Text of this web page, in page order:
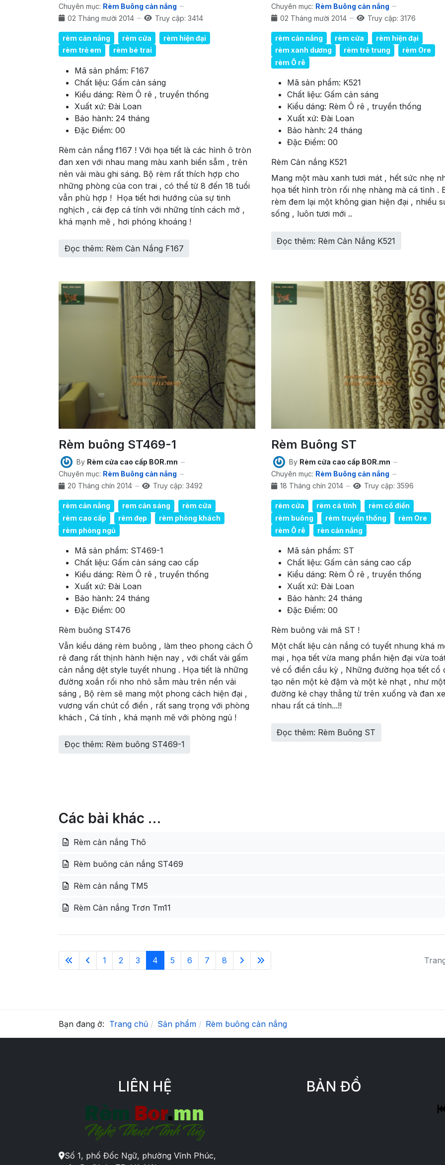
Chuyên mục: Rèm Buông cản nắng
02 Tháng mười 2014
Truy cập: 3414
rèm cản nắng rèm cửa
rèm hiện đại
rèm trẻ em
rèm bé trai
Mã sản phẩm: F167
Chất liệu: Gấm cản sáng
Kiểu dáng: Rèm Ô rê , truyền thống
Xuất xứ: Đài Loan
Bảo hành: 24 tháng
Đặc Điểm: 00
Rèm cản nắng f167 ! Với họa tiết là các hình ô tròn
đan xen với nhau mang màu xanh biển sẫm , trên
nên vải màu ghi sáng. Bộ rèm rất thích hợp cho
những phòng của con trai , có thể từ 8 đến 18 tuổi
vẫn phù hợp ! Họa tiết hơi hướng của sự tinh
nghịch , cái đẹp cá tính với những tính cách mở ,
khá mạnh mẽ , hơi phóng khoáng !
Đọc thêm: Rèm Cản Nắng F167
Chuyên mục: Rèm Buông cản nắng
02 Tháng mười 2014
Truy cập: 3176
rèm cản nắng rèm cửa
rèm hiện đại
rèm xanh dương
rèm trẻ trung
rèm Ore
rèm Ô rê
Mã sản phẩm: K521
Chất liệu: Gấm cản sáng
Kiểu dáng: Rèm Ô rê , truyền thống
Xuất xứ: Đài Loan
Bảo hành: 24 tháng
Đặc Điểm: 00
Rèm Cản nắng K521
Mang một màu xanh tươi mát , hết sức nhẹ
họa tiết hình tròn rối nhẹ nhàng mà cá tỉnh .
rèm đem lại một không gian hiện đại , nhiều
sống , luôn tươi mới ..
Đọc thêm: Rèm Cản Nắng K521
Rèm buông ST469-1
By Rèm cửa cao cấp BOR.mn
Chuyên mục: Rèm Buông cản nắng
20 Tháng chín 2014
Truy cập: 3492
rèm cản nắng rem cản sáng
rèm cửa
rèm cao cấp
rèm đẹp
rèm phòng khách
rèm phòng ngủ
Mã sản phẩm: ST469-1
Chất liệu: Gấm cản sáng cao cấp
Kiểu dáng: Rèm Ô rê , truyền thống
Xuất xứ: Đài Loan
Bảo hành: 24 tháng
Đặc Điểm: 00
Rèm buông ST476
Vẫn kiểu dáng rèm buông , làm theo phong cách Ô
rê đang rất thịnh hành hiện nay , với chất vải gấm
cản nắng dệt style tuyết nhung . Họa tiết là những
đường xoắn rối nho nhỏ sẫm màu trên nền vải
sáng , Bộ rèm sẽ mang một phong cách hiện đại ,
vương vấn chút cổ điển , rất sang trọng với phòng
khách , Cá tính , khá mạnh mẽ với phòng ngủ !
Đọc thêm: Rèm buông ST469-1
Rèm Buông ST
By Rèm cửa cao cấp BOR.mn
Chuyên mục: Rèm Buông cản nắng
18 Tháng chín 2014
Truy cập: 3596
rèm cửa rèm cá tính
rèm cổ điển
rèm buông
rèm truyền thống
rèm Ore
rèm Ô rê
rèn cản nắng
Mã sản phẩm: ST
Chất liệu: Gấm cản sáng cao cấp
Kiểu dáng: Rèm Ô rê , truyền thống
Xuất xứ: Đài Loan
Bảo hành: 24 tháng
Đặc Điểm: 00
Rèm buông vải mã ST !
Một chất liệu cản nắng có tuyết nhung khá
mại , họa tiết vừa mang phần hiện đại vừa
vẻ cổ điển cầu kỳ , Những đường họa tiết cổ
tạo nên một kẻ đậm và một kẻ nhạt , như một
đường kẻ chạy thẳng từ trên xuống và đan
nhau rất cá tính...!!
Đọc thêm: Rèm Buông ST
Các bài khác …
Rèm cản nắng Thô
Rèm buông cản nắng ST469
Rèm cản nắng TM5
Rèm Cản nắng Trơn Tm11
1 2 3 4 5 6 7 8
Bạn đang ở: Trang chủ Sản phẩm Rèm buông cản nắng
LIÊN HỆ
Số 1, phố Đốc Ngữ, phường Vĩnh Phúc,
BẢN ĐỒ